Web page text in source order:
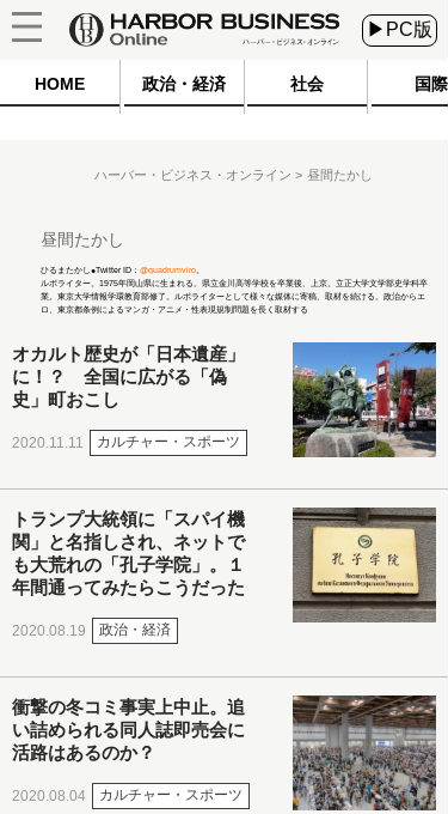
▶PC版
HOME 政治・経済 社会 国際
ハーバー・ビジネス・オンライン 昼間たかし
昼間たかし
ひるまたかし●Twitter ID： @quadrumviro
ルポライター。1975年岡山県に生まれる。県立金川高等学校を卒業後、上京。立正大学文学部史学科卒
業。東京大学情報学環教育部修了。ルポライターとして様々な媒体に寄稿、取材を続ける。政治からエ
ロ、東京都条例によるマンガ・アニメ・性表現規制問題を長く取材する
オカルト歴史が「日本遺産」
に！？ 全国に広がる「偽
史」町おこし
2020.11.11 カルチャー・スポーツ
トランプ大統領に「スパイ機
関」と名指しされ、ネットで
も大荒れの「孔子学院」。１
年間通ってみたらこうだった
2020.08.19 政治・経済
衝撃の冬コミ事実上中止。追
い詰められる同人誌即売会に
活路はあるのか？
2020.08.04 カルチャー・スポーツ